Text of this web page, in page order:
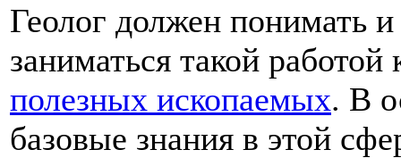
Геолог должен понимать
заниматься такой работой
полезных ископаемых. В
базовые знания в этой